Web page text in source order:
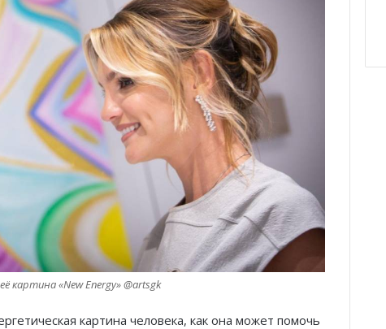
картина «New Energy» @artsgk
картина человека, как она может помочь